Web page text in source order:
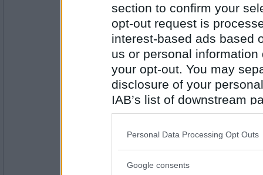
section to confirm your
opt-out request is
interest-based ads based
us or personal
your opt-out. You may
disclosure of your
IAB’s list of downstream
also be disclosed by us
Downstream Participants
Please note that this
Personal Data Processing Opt Outs
Google consents
Oskar K- Ej medlem längre
Antal inlägg:
Bruka du handla livsmedel själv i affären?
Sotfinger
Har du sett vilken jättefinne jag har fått på
Grodan blev en prins